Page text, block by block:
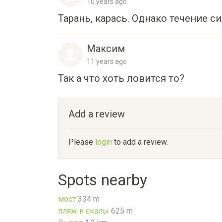
Тарань, карась. Однако течение
Максим
11 years ago
Так а что хоть ловится то?
Add a review
Please login to add a review.
Spots nearby
мост 334 m
пляж и скалы 625 m